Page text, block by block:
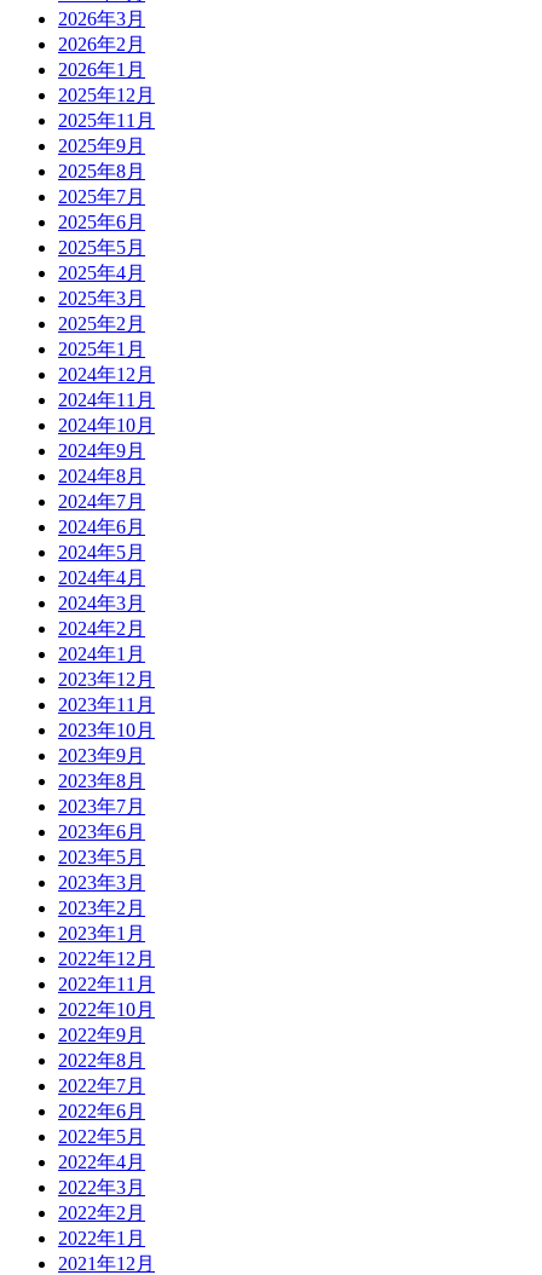
2026年3月
2026年2月
2026年1月
2025年12月
2025年11月
2025年9月
2025年8月
2025年7月
2025年6月
2025年5月
2025年4月
2025年3月
2025年2月
2025年1月
2024年12月
2024年11月
2024年10月
2024年9月
2024年8月
2024年7月
2024年6月
2024年5月
2024年4月
2024年3月
2024年2月
2024年1月
2023年12月
2023年11月
2023年10月
2023年9月
2023年8月
2023年7月
2023年6月
2023年5月
2023年3月
2023年2月
2023年1月
2022年12月
2022年11月
2022年10月
2022年9月
2022年8月
2022年7月
2022年6月
2022年5月
2022年4月
2022年3月
2022年2月
2022年1月
2021年12月